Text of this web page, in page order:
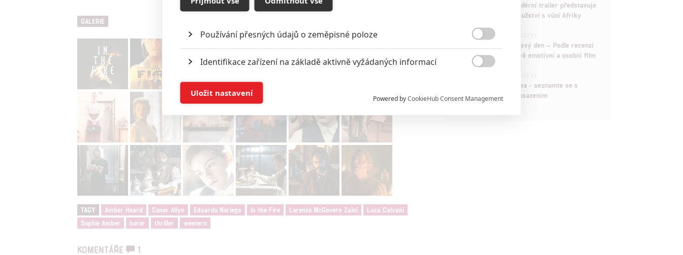
GALERIE
TAGY Amber Heard Conor Allyn Eduardo Noriega In the Fire Lorenzo McGovern Zaini
Luca Calvani
Sophie Amber
horor thriller western
KOMENTÁŘE
1
Děti krve a kostí: Regulérní trailer představuje
akční fantasy dobrodružství s vůní Afriky
ČLÁNEK | 30.07.2026 12:31
Spider-Man: Zbrusu nový den – Podle recenzí
máme čekat překvapivě emotivní a osobní film
Velké preview: Odyssea - seznamte se s
maximálně nabitým obsazením
Používání přesných údajů o zeměpisné poloze
Identifikace zařízení na základě aktivně vyžádaných informací
Ukládání a/nebo přístup k informacím v zařízení

Reklama založená na omezených údajích a měření reklamy
Personalizovaný obsah, měření obsahu, průzkum publika a vývoj
služeb
Udělením souhlasu s účely a funkcemi zde uvedenými dáváte nám i našim partnerům
možnost: Zajištění bezpečnosti, předcházení a zjišťování podvodů a odstraňování chyb,
Poskytování a zobrazování reklamy a obsahu
Powered byCookieHub Consent Management
Uložit nastavení